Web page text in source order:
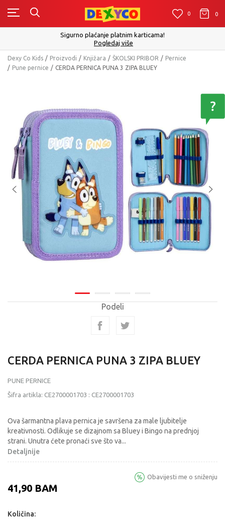
0 0
Sigurno plaćanje platnim karticama!
Pogledaj više
Dexy Co Kids Proizvodi Knjižara ŠKOLSKI PRIBOR
Pernice
Pune pernice
CERDA PERNICA PUNA 3 ZIPA BLUEY
Podeli
CERDA PERNICA PUNA 3 ZIPA BLUEY
PUNE PERNICE
Šifra artikla: CE2700001703 : CE2700001703
Ova šarmantna plava pernica je savršena za male ljubitelje
kreativnosti. Odlikuje se dizajnom sa Bluey i Bingo na prednjoj
strani. Unutra ćete pronaći sve što va...
Detaljnije
41,90 BAM
Obavijesti me o sniženju
Količina: